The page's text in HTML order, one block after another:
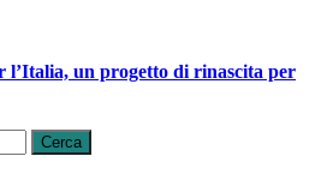
l’Italia, un progetto di rinascita per